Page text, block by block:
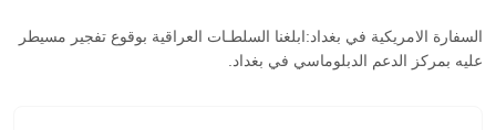
السفارة الامريكية في بغداد:ابلغنا السلطـات العراقية بوقوع تفجير مسيطر
عليه بمركز الدعم الدبلوماسي في بغداد.